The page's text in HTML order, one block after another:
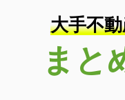
大手不
まと